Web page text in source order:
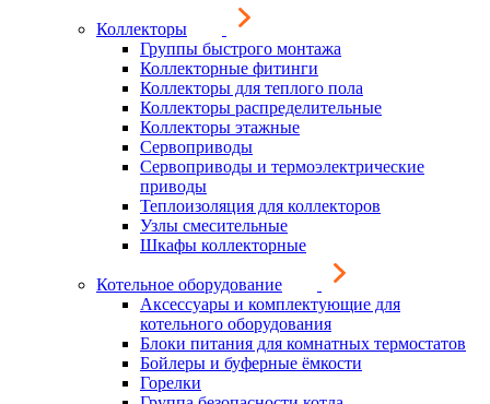
Коллекторы
Группы быстрого монтажа
Коллекторные фитинги
Коллекторы для теплого пола
Коллекторы распределительные
Коллекторы этажные
Сервоприводы
Сервоприводы и термоэлектрические
приводы
Теплоизоляция для коллекторов
Узлы смесительные
Шкафы коллекторные
Котельное оборудование
Аксессуары и комплектующие для
котельного оборудования
Блоки питания для комнатных термостатов
Бойлеры и буферные ёмкости
Горелки